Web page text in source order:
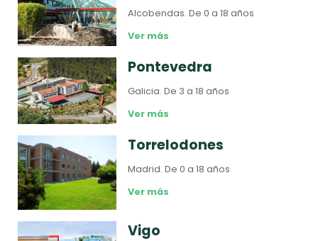
Alcobendas.De 0 a 18 años
Ver más
Pontevedra
Galicia.De 3 a 18 años
Ver más
Torrelodones
Madrid.De 0 a 18 años
Ver más
Vigo